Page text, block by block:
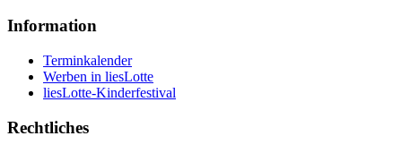
Information
Terminkalender
Werben in liesLotte
liesLotte-Kinderfestival
Rechtliches